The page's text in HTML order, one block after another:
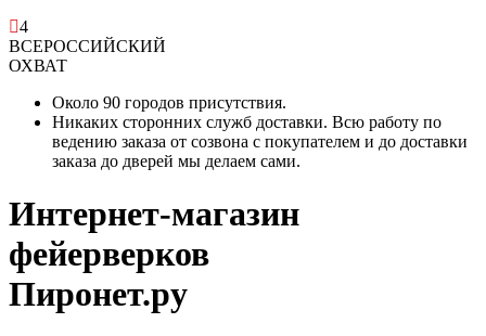
4
ВСЕРОССИЙСКИЙ
ОХВАТ
Около 90 городов присутствия.
Никаких сторонних служб доставки. Всю работу по
ведению заказа от созвона с покупателем и до доставки
заказа до дверей мы делаем сами.
Интернет-магазин
фейерверков
Пиронет.ру